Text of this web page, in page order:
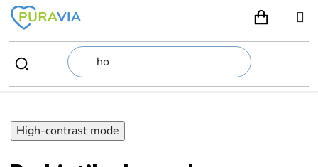
Přejít
obsah
High-contrast mode